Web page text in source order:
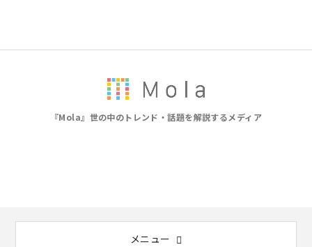
『Mola』世の中のトレンド・話題を解説するメディア
メニュー